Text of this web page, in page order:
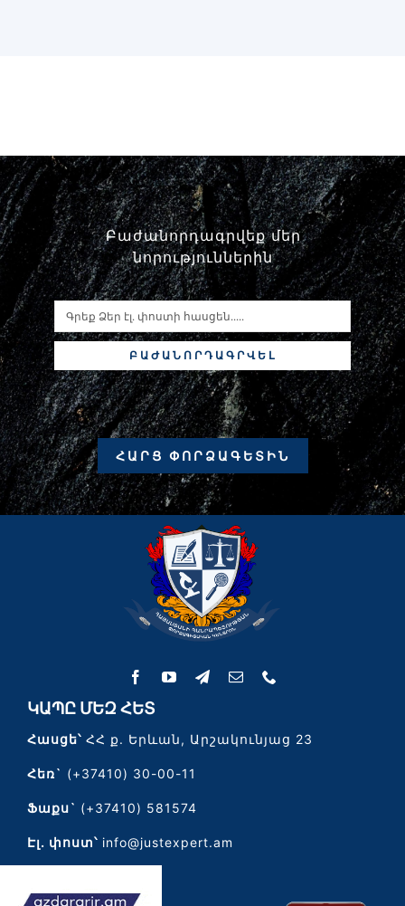
Բաժանորդագրվեք մեր
նորություններին
ԲԱԺԱՆՈՐԴԱԳՐՎԵԼ
ՀԱՐՑ ՓՈՐՁԱԳԵՏԻՆ
ԿԱՊԸ ՄԵԶ ՀԵՏ
Հասցե՝ՀՀ ք. Երևան, Արշակունյաց 23
Հեռ` (+37410) 30-00-11
Ֆաքս` (+37410) 581574
Էլ․ փոստ՝ info@justexpert.am